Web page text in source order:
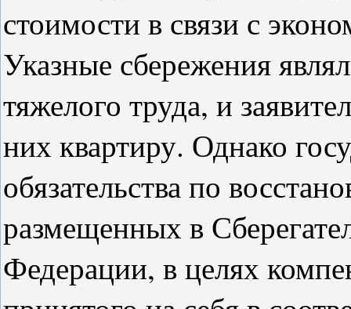
стоимости в связи с
Указные сбережения
тяжелого труда, и
них квартиру. Однако
обязательства по
размещенных в
Федерации, в целях